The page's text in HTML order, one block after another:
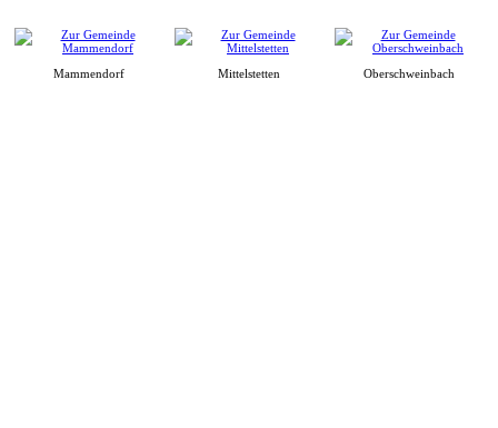
Mammendorf Mittelstetten Oberschweinbach